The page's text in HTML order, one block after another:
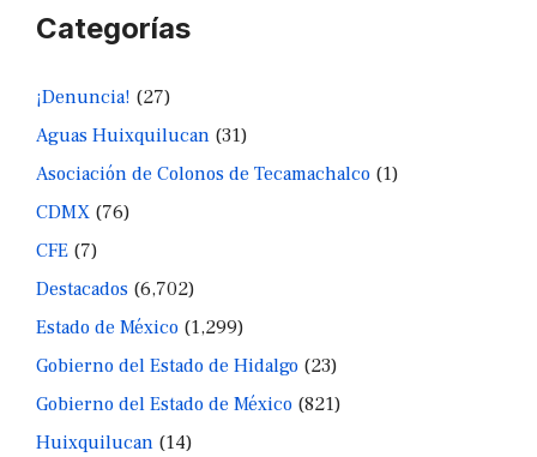
Categorías
¡Denuncia! (27)
Aguas Huixquilucan (31)
Asociación de Colonos de Tecamachalco (1)
CDMX (76)
CFE (7)
Destacados (6,702)
Estado de México (1,299)
Gobierno del Estado de Hidalgo (23)
Gobierno del Estado de México (821)
Huixquilucan (14)